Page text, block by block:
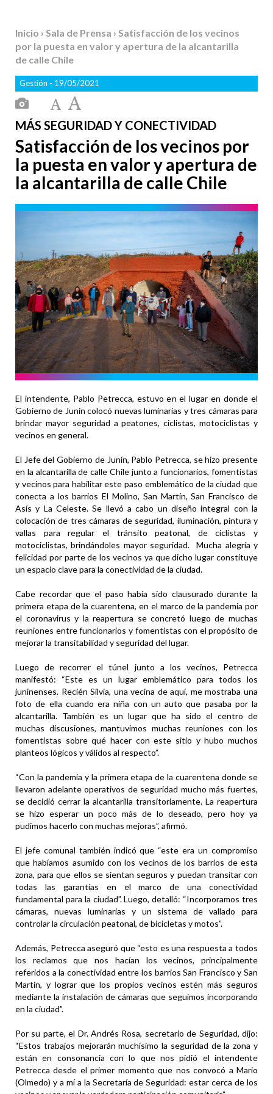
Inicio › Sala de Prensa › Satisfacción de los vecinos
por la puesta en valor y apertura de la alcantarilla
de calle Chile
Gestión - 19/05/2021
MÁS SEGURIDAD Y CONECTIVIDAD
Satisfacción de los vecinos por
la puesta en valor y apertura de
la alcantarilla de calle Chile
El intendente, Pablo Petrecca, estuvo en el lugar en donde el
Gobierno de Junín colocó nuevas luminarias y tres cámaras para
brindar mayor seguridad a peatones, ciclistas, motociclistas y
vecinos en general.
El Jefe del Gobierno de Junín, Pablo Petrecca, se hizo presente
en la alcantarilla de calle Chile junto a funcionarios, fomentistas
y vecinos para habilitar este paso emblemático de la ciudad que
conecta a los barrios El Molino, San Martín, San Francisco de
Asís y La Celeste. Se llevó a cabo un diseño integral con la
colocación de tres cámaras de seguridad, iluminación, pintura y
vallas para regular el tránsito peatonal, de ciclistas y
motociclistas, brindándoles mayor seguridad. Mucha alegría y
felicidad por parte de los vecinos ya que dicho lugar constituye
un espacio clave para la conectividad de la ciudad.
Cabe recordar que el paso había sido clausurado durante la
primera etapa de la cuarentena, en el marco de la pandemia por
el coronavirus y la reapertura se concretó luego de muchas
reuniones entre funcionarios y fomentistas con el propósito de
mejorar la transitabilidad y seguridad del lugar.
Luego de recorrer el túnel junto a los vecinos, Petrecca
manifestó: “Este es un lugar emblemático para todos los
juninenses. Recién Silvia, una vecina de aquí, me mostraba una
foto de ella cuando era niña con un auto que pasaba por la
alcantarilla. También es un lugar que ha sido el centro de
muchas discusiones, mantuvimos muchas reuniones con los
fomentistas sobre qué hacer con este sitio y hubo muchos
planteos lógicos y válidos al respecto”.
“Con la pandemia y la primera etapa de la cuarentena donde se
llevaron adelante operativos de seguridad mucho más fuertes,
se decidió cerrar la alcantarilla transitoriamente. La reapertura
se hizo esperar un poco más de lo deseado, pero hoy ya
pudimos hacerlo con muchas mejoras”, afirmó.
El jefe comunal también indicó que “este era un compromiso
que habíamos asumido con los vecinos de los barrios de esta
zona, para que ellos se sientan seguros y puedan transitar con
todas las garantías en el marco de una conectividad
fundamental para la ciudad”. Luego, detalló: “Incorporamos tres
cámaras, nuevas luminarias y un sistema de vallado para
controlar la circulación peatonal, de bicicletas y motos”.
Además, Petrecca aseguró que “esto es una respuesta a todos
los reclamos que nos hacían los vecinos, principalmente
referidos a la conectividad entre los barrios San Francisco y San
Martín, y lograr que los propios vecinos estén más seguros
mediante la instalación de cámaras que seguimos incorporando
en la ciudad”.
Por su parte, el Dr. Andrés Rosa, secretario de Seguridad, dijo:
“Estos trabajos mejorarán muchísimo la seguridad de la zona y
están en consonancia con lo que nos pidió el intendente
Petrecca desde el primer momento que nos convocó a Mario
(Olmedo) y a mí a la Secretaría de Seguridad: estar cerca de los